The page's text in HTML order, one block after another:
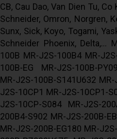
CB, Cau Dao, Van Dien Tu,
Schneider, Omron, Norgren,
Sunx, Sick, Koyo, Togami,
Schneider Phoenix, Delta,...
100B MR-J2S-100B4 MR-
100B-EG MR-J2S-100B-
MR-J2S-100B-S141U632
J2S-10CP1 MR-J2S-10CP1-
J2S-10CP-S084 MR-J2S-
200B4-S902 MR-J2S-200B-
MR-J2S-200B-EG180 MR-